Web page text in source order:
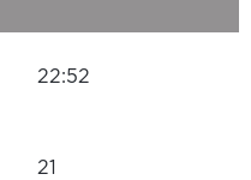
22:52
21